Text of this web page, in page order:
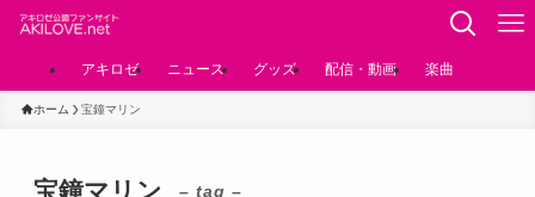
アキロゼ ニュース グッズ 配信・動画 楽曲
ホーム 宝鐘マリン
宝鐘マリン – tag –